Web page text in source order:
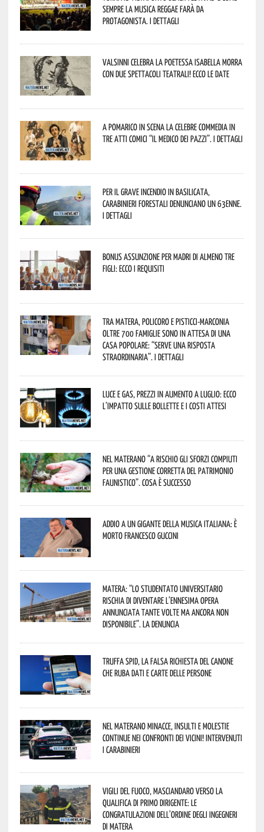
sempre la musica reggae farà da
protagonista. I dettagli
Valsinni celebra la poetessa Isabella Morra
con due spettacoli teatrali! Ecco le date
A Pomarico in scena la celebre commedia in
tre atti comici “Il medico dei pazzi”. I dettagli
Per il grave incendio in Basilicata,
Carabinieri forestali denunciano un 63enne.
I dettagli
Bonus assunzione per madri di almeno tre
figli: ecco i requisiti
Tra Matera, Policoro e Pisticci-Marconia
oltre 700 famiglie sono in attesa di una
casa popolare: “serve una risposta
straordinaria”. I dettagli
Luce e gas, prezzi in aumento a luglio: ecco
l’impatto sulle bollette e i costi attesi
Nel materano “a rischio gli sforzi compiuti
per una gestione corretta del patrimonio
faunistico”. Cosa è successo
Addio a un gigante della musica italiana: è
morto Francesco Guccini
Matera: “Lo studentato universitario
rischia di diventare l’ennesima opera
annunciata tante volte ma ancora non
disponibile”. La denuncia
Truffa Spid, la falsa richiesta del canone
che ruba dati e carte delle persone
Nel materano minacce, insulti e molestie
continue nei confronti dei vicini! Intervenuti
i Carabinieri
Vigili del Fuoco, Masciandaro verso la
qualifica di Primo Dirigente: le
congratulazioni dell’Ordine degli Ingegneri
di Matera